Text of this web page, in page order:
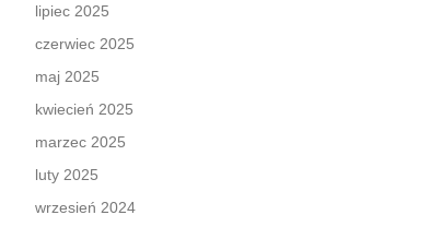
lipiec 2025
czerwiec 2025
maj 2025
kwiecień 2025
marzec 2025
luty 2025
wrzesień 2024